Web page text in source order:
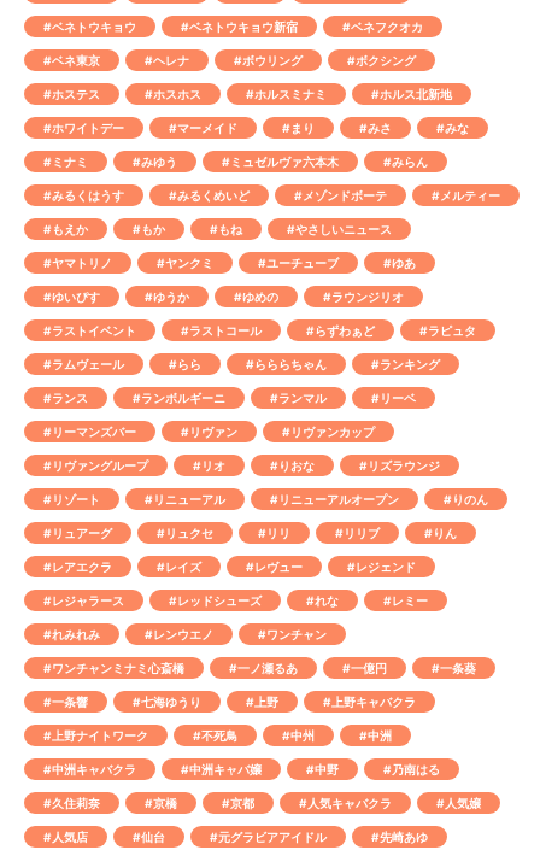
#ベネトウキョウ #ベネトウキョウ新宿 #ベネフクオカ
#ベネ東京 #ヘレナ #ボウリング #ボクシング
#ホステス #ホスホス #ホルスミナミ #ホルス北新地
#ホワイトデー #マーメイド #まり #みさ #みな
#ミナミ #みゆう #ミュゼルヴァ六本木 #みらん
#みるくはうす #みるくめいど #メゾンドボーテ #メルティー
#もえか #もか #もね #やさしいニュース
#ヤマトリノ #ヤンクミ #ユーチューブ #ゆあ
#ゆいぴす #ゆうか #ゆめの #ラウンジリオ
#ラストイベント #ラストコール #らずわぁど #ラピュタ
#ラムヴェール #らら #らららちゃん #ランキング
#ランス #ランボルギーニ #ランマル #リーベ
#リーマンズバー #リヴァン #リヴァンカップ
#リヴァングループ #リオ #りおな #リズラウンジ
#リゾート #リニューアル #リニューアルオープン #りのん
#リュアーグ #リュクセ #リリ #リリブ #りん
#レアエクラ #レイズ #レヴュー #レジェンド
#レジャラース #レッドシューズ #れな #レミー
#れみれみ #レンウエノ #ワンチャン
#ワンチャンミナミ心斎橋 #一ノ瀬るあ #一億円 #一条葵
#一条響 #七海ゆうり #上野 #上野キャバクラ
#上野ナイトワーク #不死鳥 #中州 #中洲
#中洲キャバクラ #中洲キャバ嬢 #中野 #乃南はる
#久住莉奈 #京橋 #京都 #人気キャバクラ #人気嬢
#人気店 #仙台 #元グラビアアイドル #先崎あゆ